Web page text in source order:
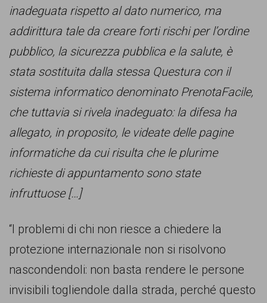
inadeguata rispetto al dato numerico, ma
addirittura tale da creare forti rischi per l’ordine
pubblico, la sicurezza pubblica e la salute, è
stata sostituita dalla stessa Questura con il
sistema informatico denominato PrenotaFacile,
che tuttavia si rivela inadeguato: la difesa ha
allegato, in proposito, le videate delle pagine
informatiche da cui risulta che le plurime
richieste di appuntamento sono state
infruttuose […]
“I problemi di chi non riesce a chiedere la
protezione internazionale non si risolvono
nascondendoli: non basta rendere le persone
invisibili togliendole dalla strada, perché questo